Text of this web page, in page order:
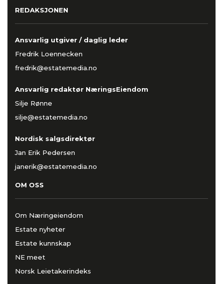
REDAKSJONEN
Ansvarlig utgiver / daglig leder
Fredrik Loennecken
fredrik@estatemedia.no
Ansvarlig redaktør NæringsEiendom
Silje Rønne
silje@estatemedia.no
Nordisk salgsdirektør
Jan Erik Pedersen
janerik@estatemedia.no
OM OSS
Om Næringeiendom
Estate nyheter
Estate kunnskap
NE meet
Norsk Leietakerindeks